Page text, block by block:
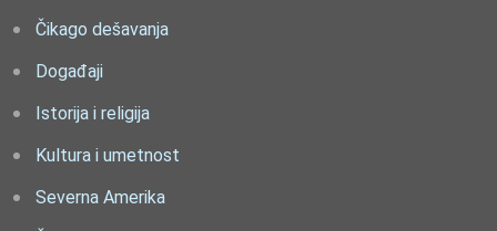
Čikago dešavanja
Događaji
Istorija i religija
Kultura i umetnost
Severna Amerika